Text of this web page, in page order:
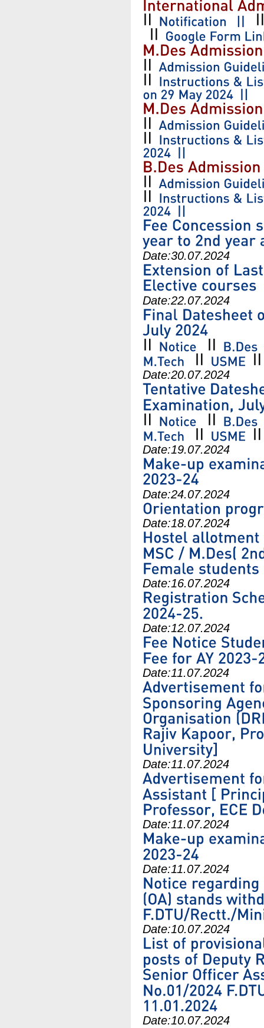
Date:30.07.2024
Date:22.07.2024
Date:20.07.2024
Date:19.07.2024
Date:24.07.2024
Date:18.07.2024
Date:16.07.2024
Date:12.07.2024
Date:11.07.2024
Date:11.07.2024
Date:11.07.2024
Date:11.07.2024
Date:10.07.2024
Date:10.07.2024